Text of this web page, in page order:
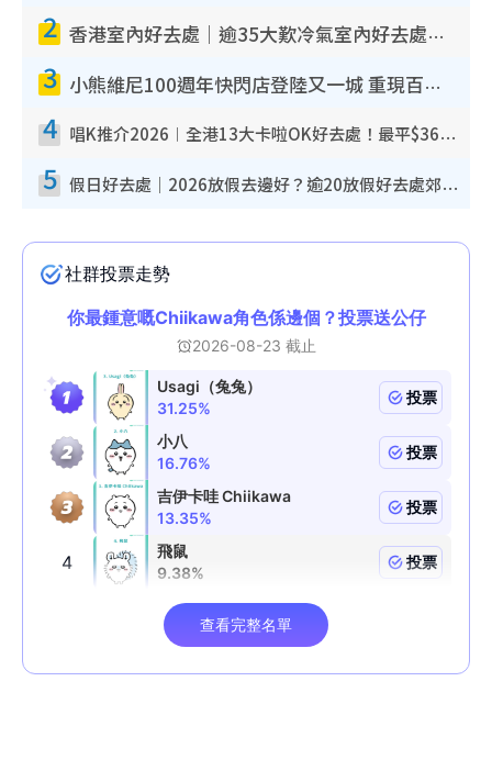
2 香港室內好去處｜逾35大歎冷氣室內好去處推介 室內活動免費避雨無懼落雨
3 小熊維尼100週年快閃店登陸又一城 重現百畝森林經典場景／獨家限定盲盒登場／專屬DIY香水
4 唱K推介2026︱全港13大卡啦OK好去處！最平$36起 日文K都有！(附地址+收費詳情)
5 假日好去處｜2026放假去邊好？逾20放假好去處郊外/秘景 休閒半日或一日遊